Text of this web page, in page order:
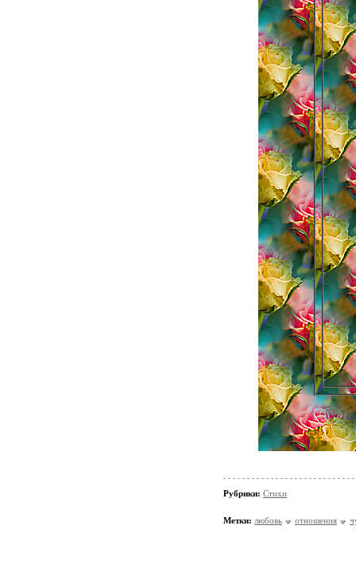
Рубрики: Стихи
Метки: любовь отношения